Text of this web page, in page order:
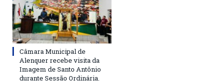
Câmara Municipal de
Alenquer recebe visita da
Imagem de Santo Antônio
durante Sessão Ordinária.